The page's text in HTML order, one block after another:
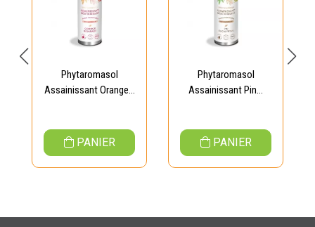
Phytaromasol
Assainissant Orange...
PANIER
Phytaromasol
Assainissant Pin...
PANIER